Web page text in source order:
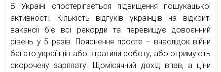
В Україні спостерігається підвищення пошукацької
активності. Кількість відгуків українців на відкриті
вакансії б’є всі рекорди та перевищує довоєнний
рівень у 5 разів. Пояснення просте – внаслідок війни
багато українців або втратили роботу, або отримують
скорочену зарплату. Щомісячний дохід впав, а ціни